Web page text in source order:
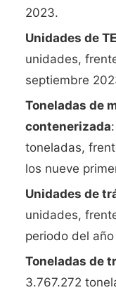
2023.
Unidades de
unidades,
septiembre
Toneladas de
contenerizada
toneladas,
los nueve
Unidades de
unidades,
periodo del
Toneladas de
3.767.272